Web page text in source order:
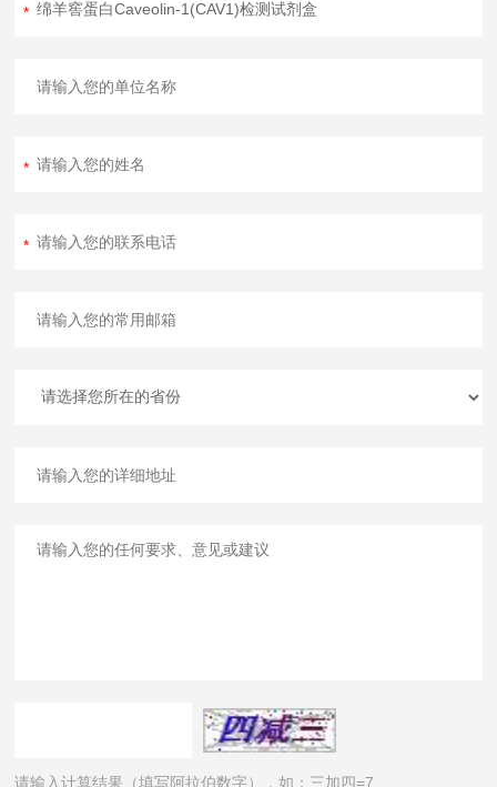
请输入计算结果（填写阿拉伯数字），如：三加四=7